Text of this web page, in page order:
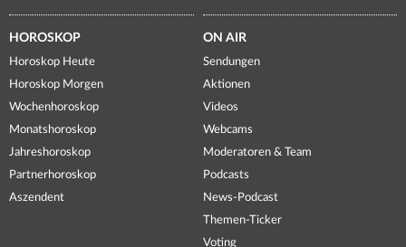
HOROSKOP
Horoskop Heute
Horoskop Morgen
Wochenhoroskop
Monatshoroskop
Jahreshoroskop
Partnerhoroskop
Aszendent
ON AIR
Sendungen
Aktionen
Videos
Webcams
Moderatoren & Team
Podcasts
News-Podcast
Themen-Ticker
Voting